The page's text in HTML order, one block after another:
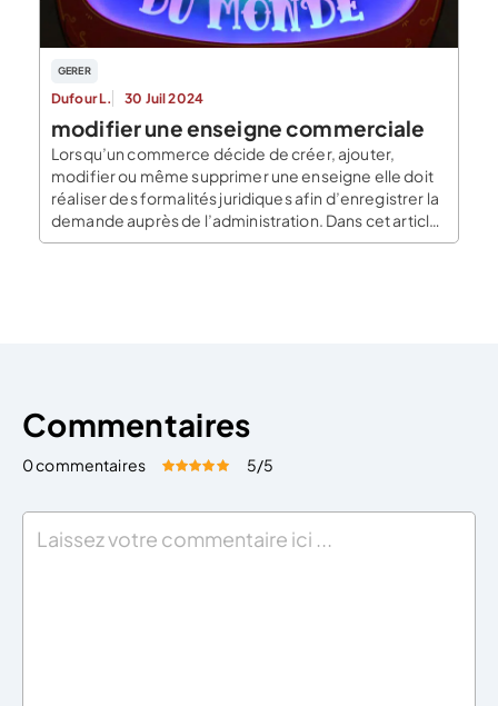
GERER
Dufour L. 30 Juil 2024
modifier une enseigne commerciale
Lorsqu’un commerce décide de créer, ajouter,
modifier ou même supprimer une enseigne elle doit
réaliser des formalités juridiques afin d’enregistrer la
demande auprès de l’administration. Dans cet article
nous présentons les démarches à suivre pour
Commentaires
0 commentaires Évaluez cet article:
5/5